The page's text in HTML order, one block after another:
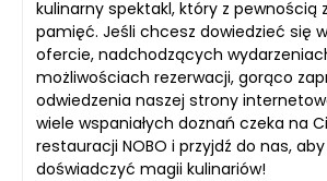
kulinarny spektakl, który z pewnością
pamięć. Jeśli chcesz dowiedzieć się
ofercie, nadchodzących
możliwościach rezerwacji, gorąco
odwiedzenia naszej strony
wiele wspaniałych doznań czeka na
restauracji NOBO i przyjdź do nas,
doświadczyć magii kulinariów!